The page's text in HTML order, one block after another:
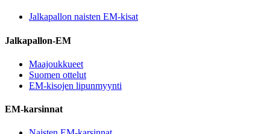
Jalkapallon naisten EM-kisat
Jalkapallon-EM
Maajoukkueet
Suomen ottelut
EM-kisojen lipunmyynti
EM-karsinnat